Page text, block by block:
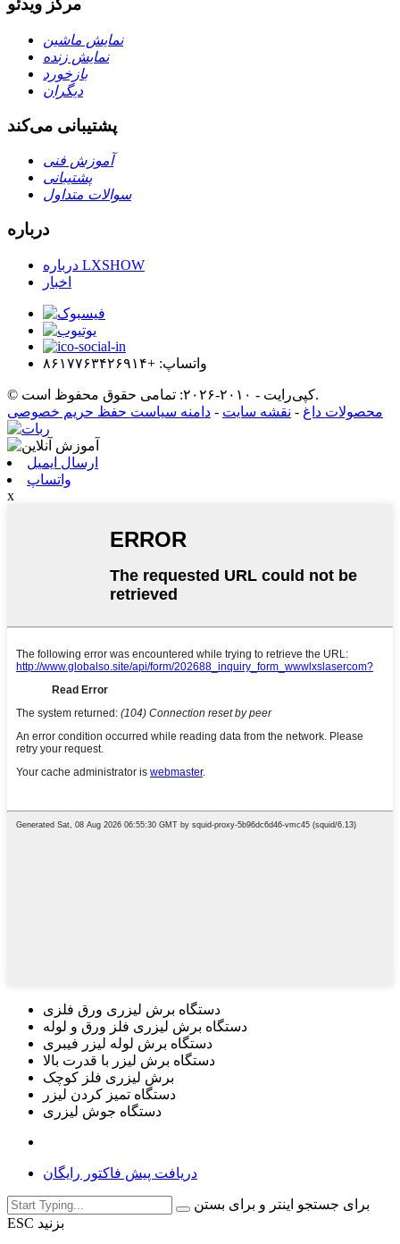
مرکز ویدئو
نمایش ماشین
نمایش زنده
بازخورد
دیگران
پشتیبانی می‌کند
آموزش فنی
پشتیبانی
سوالات متداول
درباره
درباره LXSHOW
اخبار
واتساپ: +۸۶۱۷۷۶۳۴۲۶۹۱۴
© کپی‌رایت - ۲۰۱۰-۲۰۲۶: تمامی حقوق محفوظ است.
محصولات داغ - نقشه سایت - دامنه سیاست حفظ حریم خصوصی
ارسال ایمیل
واتساپ
x
دستگاه برش لیزری ورق فلزی
دستگاه برش لیزری فلز ورق و لوله
دستگاه برش لوله لیزر فیبری
دستگاه برش لیزر با قدرت بالا
برش لیزری فلز کوچک
دستگاه تمیز کردن لیزر
دستگاه جوش لیزری
دریافت پیش فاکتور رایگان
برای جستجو اینتر و برای بستن
ESC بزنید